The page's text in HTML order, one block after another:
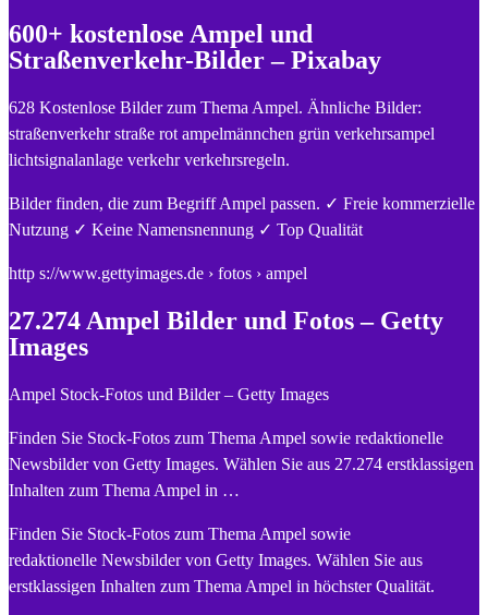
600+ kostenlose Ampel und
Straßenverkehr-Bilder – Pixabay
628 Kostenlose Bilder zum Thema Ampel. Ähnliche Bilder:
straßenverkehr straße rot ampelmännchen grün verkehrsampel
lichtsignalanlage verkehr verkehrsregeln.
Bilder finden, die zum Begriff Ampel passen. ✓ Freie kommerzielle
Nutzung ✓ Keine Namensnennung ✓ Top Qualität
http s://www.gettyimages.de › fotos › ampel
27.274 Ampel Bilder und Fotos – Getty
Images
Ampel Stock-Fotos und Bilder – Getty Images
Finden Sie Stock-Fotos zum Thema Ampel sowie redaktionelle
Newsbilder von Getty Images. Wählen Sie aus 27.274 erstklassigen
Inhalten zum Thema Ampel in …
Finden Sie Stock-Fotos zum Thema Ampel sowie
redaktionelle Newsbilder von Getty Images. Wählen Sie aus
erstklassigen Inhalten zum Thema Ampel in höchster Qualität.